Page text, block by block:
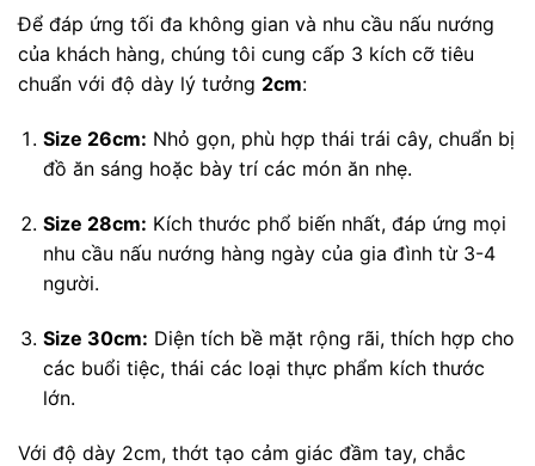
Để đáp ứng tối đa không gian và nhu cầu nấu nướng
của khách hàng, chúng tôi cung cấp 3 kích cỡ tiêu
chuẩn với độ dày lý tưởng 2cm:
Size 26cm: Nhỏ gọn, phù hợp thái trái cây, chuẩn bị
đồ ăn sáng hoặc bày trí các món ăn nhẹ.
Size 28cm: Kích thước phổ biến nhất, đáp ứng mọi
nhu cầu nấu nướng hàng ngày của gia đình từ 3-4
người.
Size 30cm: Diện tích bề mặt rộng rãi, thích hợp cho
các buổi tiệc, thái các loại thực phẩm kích thước
lớn.
Với độ dày 2cm, thớt tạo cảm giác đầm tay, chắc